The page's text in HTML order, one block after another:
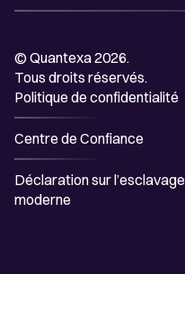
© Quantexa 2026.
Tous droits réservés.
Politique de confidentialité
Centre de Confiance
Déclaration sur l’esclavage
moderne